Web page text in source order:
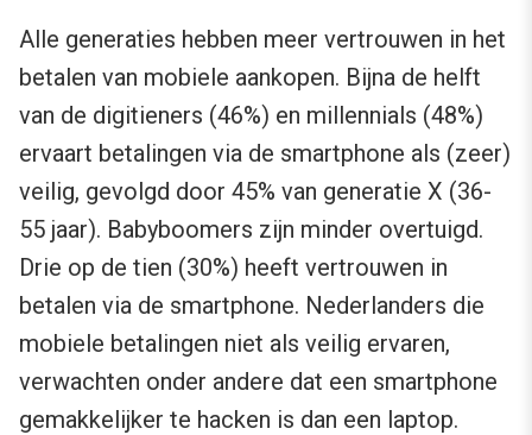
Alle generaties hebben meer vertrouwen in het
betalen van mobiele aankopen. Bijna de helft
van de digitieners (46%) en millennials (48%)
ervaart betalingen via de smartphone als (zeer)
veilig, gevolgd door 45% van generatie X (36-
55 jaar). Babyboomers zijn minder overtuigd.
Drie op de tien (30%) heeft vertrouwen in
betalen via de smartphone. Nederlanders die
mobiele betalingen niet als veilig ervaren,
verwachten onder andere dat een smartphone
gemakkelijker te hacken is dan een laptop.